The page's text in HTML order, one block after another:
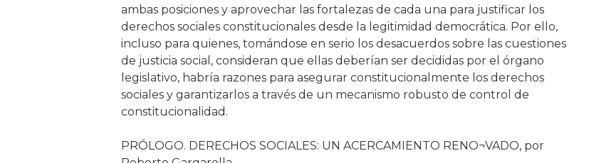
ambas posiciones y aprovechar las fortalezas de cada una para justificar los
derechos sociales constitucionales desde la legitimidad democrática. Por ello,
incluso para quienes, tomándose en serio los desacuerdos sobre las cuestiones
de justicia social, consideran que ellas deberían ser decididas por el órgano
legislativo, habría razones para asegurar constitucionalmente los derechos
sociales y garantizarlos a través de un mecanismo robusto de control de
constitucionalidad.
PRÓLOGO. DERECHOS SOCIALES: UN ACERCAMIENTO RENO¬VADO, por